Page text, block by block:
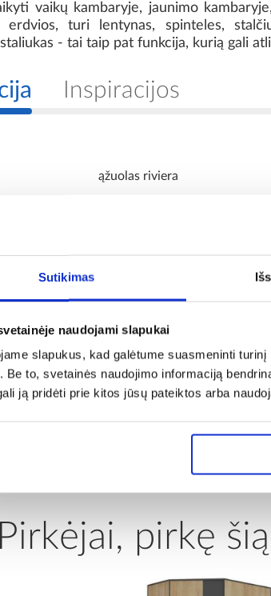
Sutikimas
naudojami slapukai
slapukus, kad galėtume suasmeninti
Be to, svetainės naudojimo informaciją
ją pridėti prie kitos jūsų pateiktos arba
vaikų kambaryje, jaunimo
erdvios, turi lentynas, spinteles,
- tai taip pat funkcija, kurią gali
Inspiracijos
ąžuolas riviera
ąžuolas riviera
medžio drožlių plokštė
Pirkėjai, pirkę